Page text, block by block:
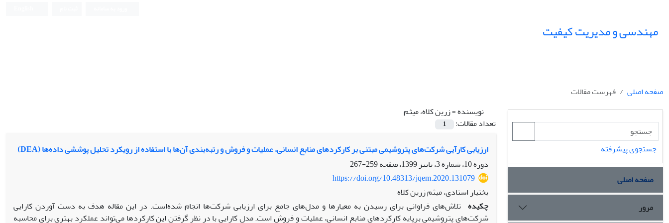
مهندسی و مدیریت کیفیت
صفحه اصلی
فهرست مقالات
نویسنده =زرین کلاه، میثم
تعداد مقالات:
1
ارزیابی کارآیی شرکت‌های پتروشیمی مبتنی بر کارکردهای منابع انسانی، عملیات و فروش و رتبه‌بندی آن‌ها با استفاده از رویکرد تحلیل پوششی داده‌ها (DEA)
دوره 10، شماره 3، پاییز 1399، صفحه
259-267
https://doi.org/10.48313/jqem.2020.131079
بختیار استادی، میثم زرین کلاه
چکیده تلاش‌های فراوانی برای رسیدن به معیارها و مدل‌های جامع برای ارزیابی شرکت‌ها انجام شده‌است. در این مقاله هدف به دست آوردن کارایی
شرکت‌های پتروشیمی برپایه کارکردهای منابع انسانی، عملیات و فروش است. مدل کارایی با در نظر گرفتن این کارکردها می‌تواند عملکرد بهتری برای محاسبه
جستجوی پیشرفته
صفحه اصلی
مرور